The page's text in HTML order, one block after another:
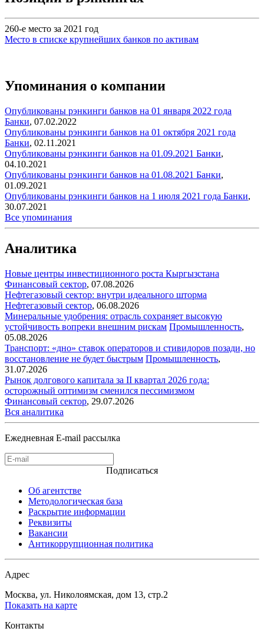
260-е место за 2021 год
Место в списке крупнейших банков по активам
Упоминания о компании
Опубликованы рэнкинги банков на 01 января 2022 года
Банки, 07.02.2022
Опубликованы рэнкинги банков на 01 октября 2021 года
Банки, 02.11.2021
Опубликованы рэнкинги банков на 01.09.2021 Банки,
04.10.2021
Опубликованы рэнкинги банков на 01.08.2021 Банки,
01.09.2021
Опубликованы рэнкинги банков на 1 июля 2021 года Банки,
30.07.2021
Все упоминания
Аналитика
Новые центры инвестиционного роста Кыргызстана
Финансовый сектор, 07.08.2026
Нефтегазовый сектор: внутри идеального шторма
Нефтегазовый сектор, 06.08.2026
Минеральные удобрения: отрасль сохраняет высокую
устойчивость вопреки внешним рискам Промышленность,
05.08.2026
Транспорт: «дно» ставок операторов и стивидоров позади, но
восстановление не будет быстрым Промышленность,
31.07.2026
Рынок долгового капитала за II квартал 2026 года:
осторожный оптимизм сменился пессимизмом
Финансовый сектор, 29.07.2026
Вся аналитика
Ежедневная E-mail рассылка
Подписаться
Об агентстве
Методологическая база
Раскрытие информации
Реквизиты
Вакансии
Антикоррупционная политика
Адрес
Москва, ул. Николоямская, дом 13, стр.2
Показать на карте
Контакты